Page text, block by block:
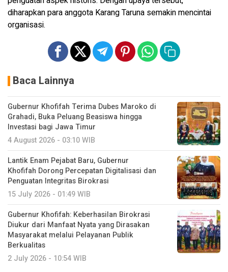
diharapkan para anggota Karang Taruna semakin mencintai
organisasi.
Baca Lainnya
Gubernur Khofifah Terima Dubes Maroko di
Grahadi, Buka Peluang Beasiswa hingga
Investasi bagi Jawa Timur
4 August 2026 - 03:10 WIB
Lantik Enam Pejabat Baru, Gubernur
Khofifah Dorong Percepatan Digitalisasi dan
Penguatan Integritas Birokrasi
15 July 2026 - 01:49 WIB
Gubernur Khofifah: Keberhasilan Birokrasi
Diukur dari Manfaat Nyata yang Dirasakan
Masyarakat melalui Pelayanan Publik
Berkualitas
2 July 2026 - 10:54 WIB